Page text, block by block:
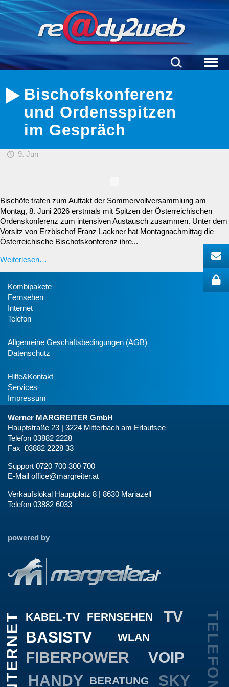
Bischofskonferenz
und Ordensspitzen
im Gespräch
9. Jun
Bischöfe trafen zum Auftakt der Sommervollversammlung am
Montag, 8. Juni 2026 erstmals mit Spitzen der Österreichischen
Ordenskonferenz zum intensiven Austausch zusammen. Unter dem
Vorsitz von Erzbischof Franz Lackner hat Montagnachmittag die
Österreichische Bischofskonferenz ihre...
Weiterlesen…
Kombipakete
Fernsehen
Internet
Telefon
Allgemeine Geschäftsbedingungen (AGB)
Datenschutz
Hilfe&Kontakt
Services
Impressum
Werner MARGREITER GmbH
Hauptstraße 23 | 3224 Mitterbach am Erlaufsee
Telefon 03882 2228
Fax 03882 2228 33
Support 0720 700 300 700
E-Mail office@margreiter.at
Verkaufslokal Hauptplatz 8 | 8630 Mariazell
Telefon 03882 6033
powered by
KABEL-TV
INTERNET TELEFON
FERNSEHEN
TV
BASISTV
SKY
WLAN
FIBERPOWER VOIP
BERATUNG
HANDY